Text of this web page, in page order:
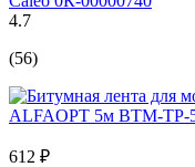
4.7
(56)
612 ₽